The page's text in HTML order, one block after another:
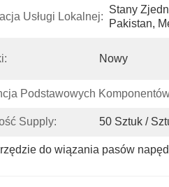
Usługi Lokalnej:
Stany
Pakistan,
Nowy
Podstawowych
Supply: 50 Sztuk /
do wiązania pasów